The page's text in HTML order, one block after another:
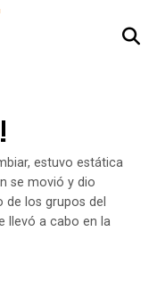
estuvo estática
se movió y dio
los grupos del
llevó a cabo en la